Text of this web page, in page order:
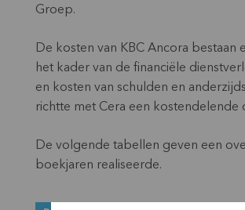
Groep.
De kosten van KBC Ancora
het kader van de financiële
en kosten van schulden en
richtte met Cera een
De volgende tabellen geven een
boekjaren realiseerde.